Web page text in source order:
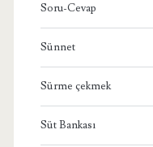
Soru-Cevap
Sünnet
Sürme çekmek
Süt Bankası